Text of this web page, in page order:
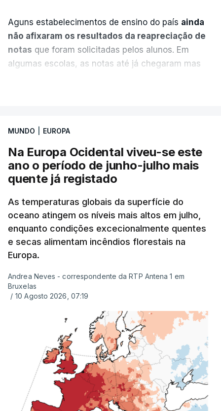
Aguns estabelecimentos de ensino do país ainda
não afixaram os resultados da reapreciação de
notas que foram solicitadas pelos alunos. Em
algumas escolas, as notas até já chegaram mas
tinha chegado o resultado de
exames, mas ainda não tinham sido afixados.
Alguns encarregados de educação e alunos foram
até à escola para ver o resultado mas ainda não
tinha sido divulgado. Alguns pais apontam
incorreções e aguardam a atualização na
plataforma Inovar.
ERRO100
ERROR ON HTML5 MEDIA ELEMENT
ESTE CONTEÚDO ESTÁ NESTE
MOMENTO INDISPONÍVEL
Já a norte, na Escola Secundária de Rio Tinto, uma
outra equipa de reportagem confirmou quehá
mais de 100 pedidos de reapreciação de notas
MUNDO EUROPA
Na Europa Ocidental viveu-se este
ano o período de junho-julho mais
quente já registado
As temperaturas globais da superfície do
oceano atingem os níveis mais altos em julho,
enquanto condições excecionalmente quentes
e secas alimentam incêndios florestais na
Europa.
Andrea Neves - correspondente da RTP Antena 1 em
Bruxelas
/ 10 Agosto 2026, 07:19